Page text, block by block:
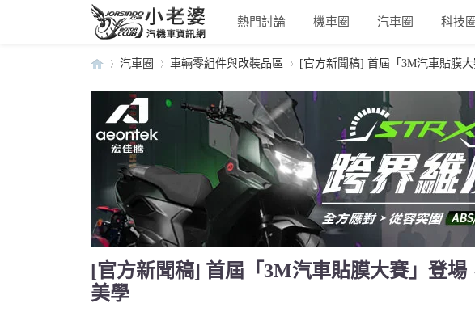
熱門討論 機車圈 汽車圈 科技圈
小
老
›
汽車圈
›
車輛零組件與改裝品區
›
[官方新聞稿] 首屆「3M汽車貼膜
[官方新聞稿] 首屆「3M汽車貼膜大賽」登場
美學